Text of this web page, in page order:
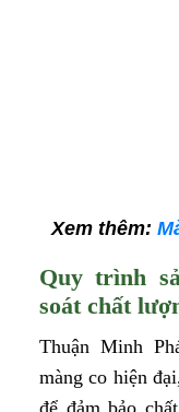
Xem thêm:
Quy trình
soát chất
Thuận Minh
màng co hiện
để đảm bảo